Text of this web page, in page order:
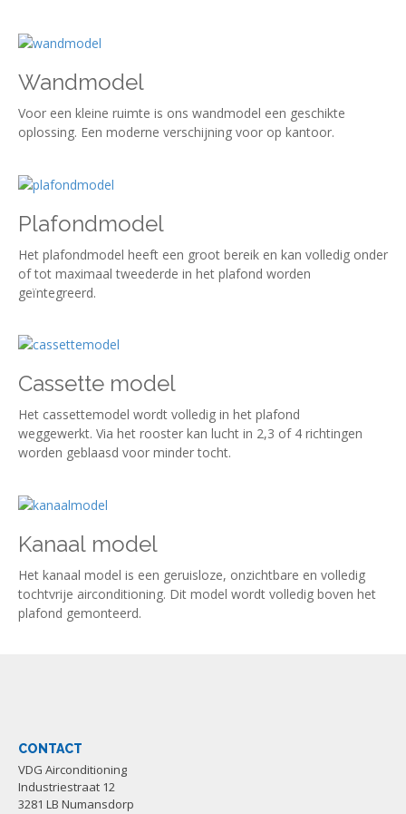
Wandmodel
Voor een kleine ruimte is ons wandmodel een geschikte
oplossing. Een moderne verschijning voor op kantoor.
Plafondmodel
Het plafondmodel heeft een groot bereik en kan volledig onder
of tot maximaal tweederde in het plafond worden
geïntegreerd.
Cassette model
Het cassettemodel wordt volledig in het plafond
weggewerkt. Via het rooster kan lucht in 2,3 of 4 richtingen
worden geblaasd voor minder tocht.
Kanaal model
Het kanaal model is een geruisloze, onzichtbare en volledig
tochtvrije airconditioning. Dit model wordt volledig boven het
plafond gemonteerd.
CONTACT
VDG Airconditioning
Industriestraat 12
3281 LB Numansdorp